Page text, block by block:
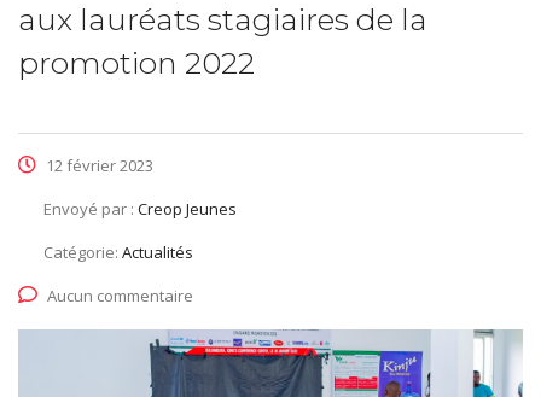
aux lauréats stagiaires de la
promotion 2022
12 février 2023
Envoyé par : Creop Jeunes
Catégorie: Actualités
Aucun commentaire